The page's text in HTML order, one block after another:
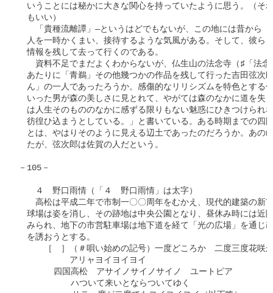
いうことには秘かに大きな関心を持っていたように思う。（そ
もいい）
「貴種流離譚」―というはどでもないが、この地には昔から「
人を一時かくまい、接待するような気風がある。そして、彼ら
情報を残して去って行くのである。
資料不足でまだよくわからないが、仏生山の法念寺（♯「法念
あたりに「青鵜」その他幾つかの作品を残して行った吉田弦次
ん」の一人であったろうか。感傷的なリリシズムを特色とする
いった男が森の美しさに見とれて、やがては森のなかに道を失
は人生そのもののなかに感ずる限りもない魅惑にひきつけられ
彷徨ひ込まうとしている。」と書いている。ある時期までの四
とは、やはりそのように見える辺土であったのだろうか。あの
たが、弦次郎は佐賀の人だという。　　　　　　　　　　　　
－105－
４　野口雨情（「４　野口雨情」は太字）
高松は平成二年で市制一〇〇周年をむかえ、現代的建築の新
球場は姿を消し、その跡地は中央公園となり、昼休み時には近
みられ、地下の市営駐車場は地下道を経て「光の広場」を通じ
を誘おうとする。
［　］（＃唄い始めの記号）一度どころか　二度三度花咲
アリャヨイヨイヨイ
四国高松　アサイノサイノサイノ　ユートピア
ハついて来いとならついてゆく